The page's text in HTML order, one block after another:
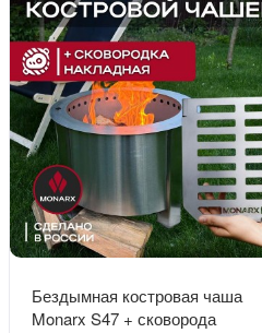
Бездымная костровая чаша
Monarx S47 + сковорода